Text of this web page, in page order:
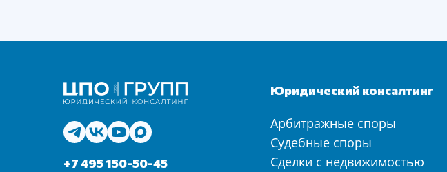
+7 495 150-50-45
Юридический консалтинг
Арбитражные споры
Судебные споры
Сделки с недвижимостью